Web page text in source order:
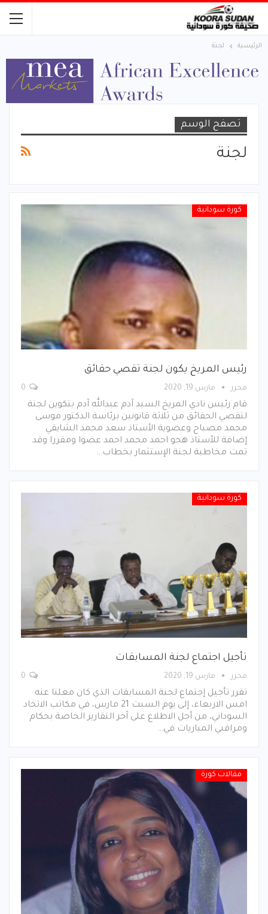
الرئيسية لجنة
تصفح الوسم
لجنة
كورة سودانية
رئيس المريخ يكون لجنة تقصي حقائق
محرر مارس 19, 2020
قام رئيس نادي المريخ السيد آدم عبدالله آدم بتكوين لجنة
لتقصي الحقائق من ثلاثة قانونين برئاسة الدكتور موسى
محمد مصباح وعضوية الأستاذ سعد محمد الشايقي
إضافة للأستاذ هجو احمد محمد احمد عضوا ومقررا وقد
تمت مخاطبة لجنة الإستثمار بخطاب…
كورة سودانية
تأجيل اجتماع لجنة المسابقات
محرر مارس 19, 2020
تقرر تأجيل إجتماع لجنة المسابقات الذي كان معلنا عنه
امس الاربعاء، إلى يوم السبت 21 مارس، في مكاتب الاتحاد
السوداني، من أجل الاطلاع على آخر التقارير الخاصة بحكام
ومراقبي المباريات في…
مقالات كورة